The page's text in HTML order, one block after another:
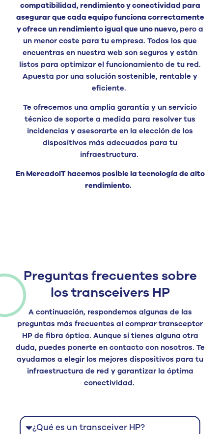
compatibilidad, rendimiento y conectividad para
asegurar que cada equipo funciona correctamente
y ofrece un rendimiento igual que uno nuevo, pero a
un menor coste para tu empresa. Todos los que
encuentras en nuestra web son seguros y están
listos para optimizar el funcionamiento de tu red.
Apuesta por una solución sostenible, rentable y
eficiente.
Te ofrecemos una amplia garantía y un servicio
técnico de soporte a medida para resolver tus
incidencias y asesorarte en la elección de los
dispositivos más adecuados para tu
infraestructura.
En MercadoIT hacemos posible la tecnología de alto
rendimiento.
Preguntas frecuentes sobre
los transceivers HP
A continuación, respondemos algunas de las
preguntas más frecuentes al comprar transceptor
HP de fibra óptica. Aunque si tienes alguna otra
duda, puedes ponerte en contacto con nosotros. Te
ayudamos a elegir los mejores dispositivos para tu
infraestructura de red y garantizar la óptima
conectividad.
¿Qué es un transceiver HP?